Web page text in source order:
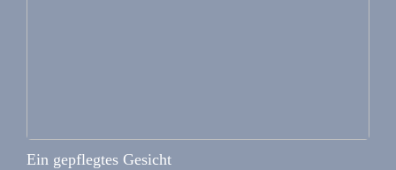
Ein gepflegtes Gesicht